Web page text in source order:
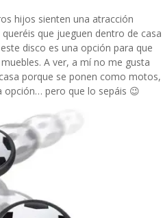
hijos sienten una atracción
que jueguen dentro de casa
disco es una opción para que
A ver, a mí no me gusta
porque se ponen como motos,
pero que lo sepáis 😉